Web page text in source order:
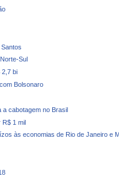
Sul
2,7 bi
Bolsonaro
a cabotagem no Brasil
R$ 1 mil
às economias de Rio de Janeiro e